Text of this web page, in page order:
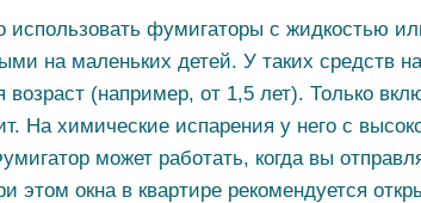
фумигаторы с жидкостью
на маленьких детей. У таких средств на
возраст (например, от 1,5 лет). Только
На химические испарения у него с
может работать, когда вы
этом окна в квартире рекомендуется